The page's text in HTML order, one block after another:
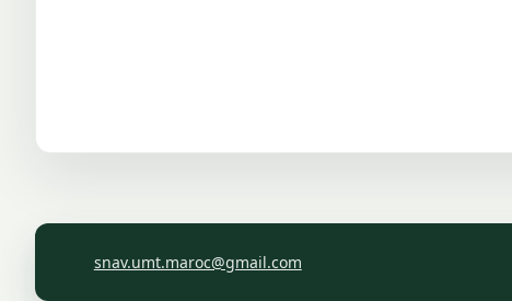
snav.umt.maroc@gmail.com